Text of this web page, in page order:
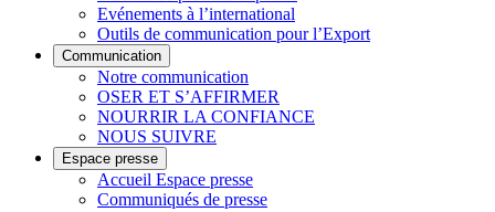
Evénements à l’international
Outils de communication pour l’Export
Communication
Notre communication
OSER ET S’AFFIRMER
NOURRIR LA CONFIANCE
NOUS SUIVRE
Espace presse
Accueil Espace presse
Communiqués de presse